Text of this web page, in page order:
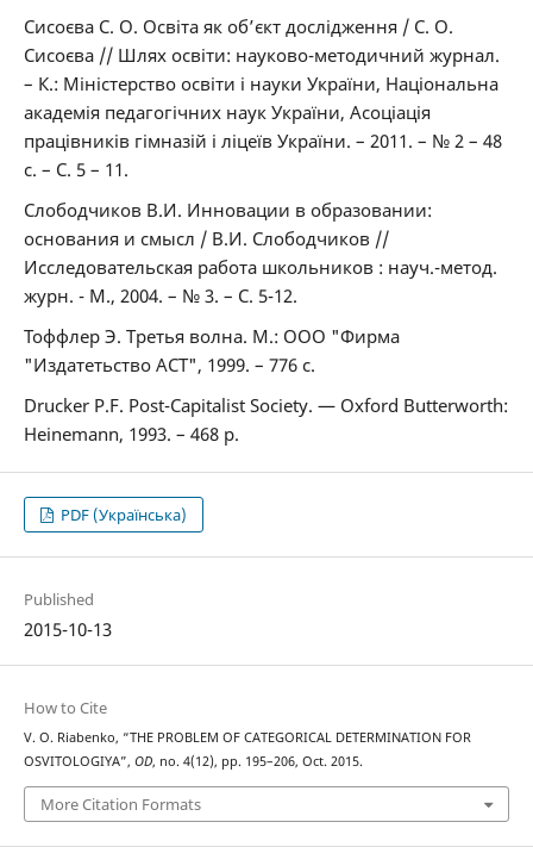
Сисоєва С. О. Освіта як об’єкт дослідження / С. О.
Сисоєва // Шлях освіти: науково-методичний журнал.
– К.: Міністерство освіти і науки України, Національна
академія педагогічних наук України, Асоціація
працівників гімназій і ліцеїв України. – 2011. – № 2 – 48
с. – С. 5 – 11.
Слободчиков В.И. Инновации в образовании:
основания и смысл / В.И. Слободчиков //
Исследовательская работа школьников : науч.-метод.
журн. - М., 2004. – № 3. – С. 5-12.
Тоффлер Э. Третья волна. М.: ООО "Фирма
"Издатетьство ACT", 1999. – 776 с.
Drucker P.F. Post-Capitalist Society. — Oxford Butterworth:
Heinemann, 1993. – 468 р.
PDF (Українська)
Published
2015-10-13
How to Cite
V. O. Riabenko, “THE PROBLEM OF CATEGORICAL DETERMINATION FOR
OSVITOLOGIYA”, OD, no. 4(12), pp. 195–206, Oct. 2015.
More Citation Formats